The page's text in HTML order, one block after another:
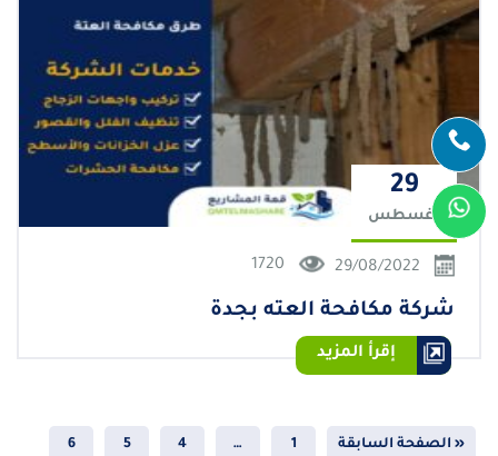
29
أغسطس
شركة مكافحة العته بجدة
إقرأ المزيد
« الصفحة السابقة 1
…
4
5
6